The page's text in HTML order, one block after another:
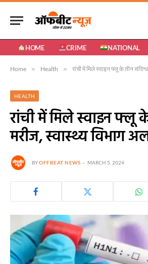
HOME CRIME NATIONAL
Home » Health » रांची में मिले स्वाइन फ्लू के तीन
HEALTH
रांची में मिले स्वाइन फ्लू
मरीज, स्वास्थ्य विभाग
BYOFFBEAT NEWS MARCH 5, 2024